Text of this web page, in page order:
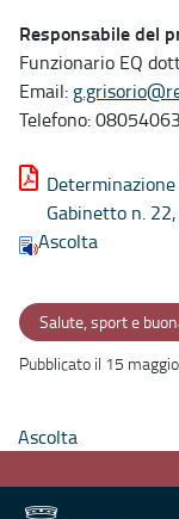
Responsabile del
Funzionario EQ
Email:
Telefono:
Gabinetto n.
Ascolta
Salute, sport e
Pubblicato il 15
Ascolta